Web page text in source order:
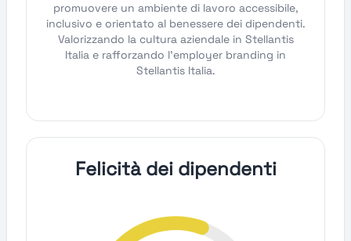
promuovere un ambiente di lavoro accessibile,
inclusivo e orientato al benessere dei dipendenti.
Valorizzando la cultura aziendale in Stellantis
Italia e rafforzando l'employer branding in
Stellantis Italia.
Felicità dei dipendenti